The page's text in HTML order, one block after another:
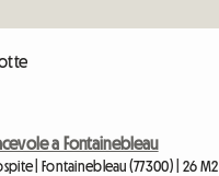
a Fontainebleau
| Fontainebleau (77300) | 26 M2